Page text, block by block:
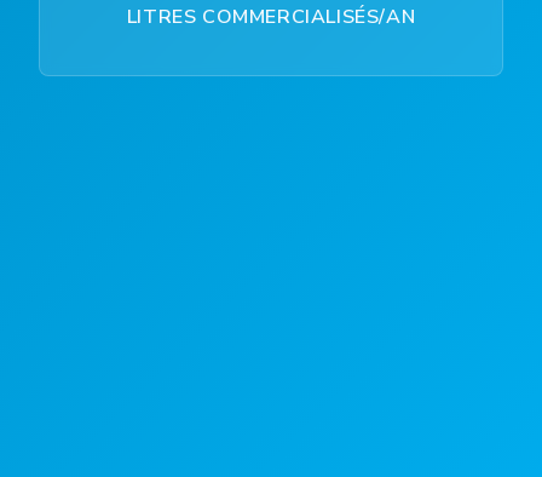
LITRES COMMERCIALISÉS/AN